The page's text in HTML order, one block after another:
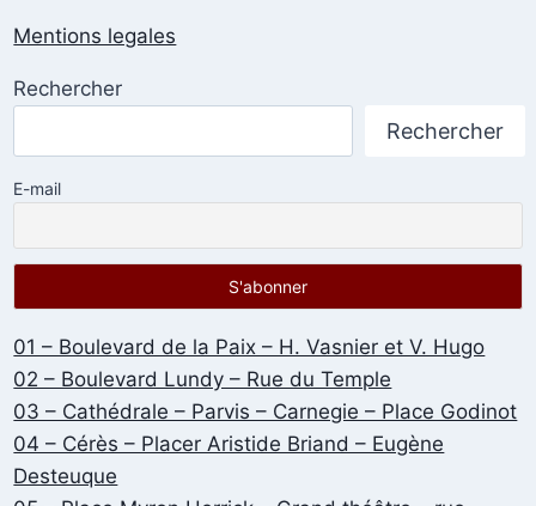
Mentions legales
Rechercher
Rechercher
E-mail
01 – Boulevard de la Paix – H. Vasnier et V. Hugo
02 – Boulevard Lundy – Rue du Temple
03 – Cathédrale – Parvis – Carnegie – Place Godinot
04 – Cérès – Placer Aristide Briand – Eugène
Desteuque